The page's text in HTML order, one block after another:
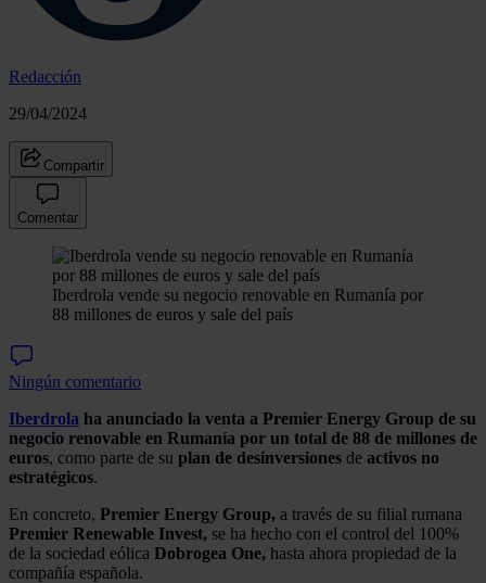
Redacción
29/04/2024
Compartir
Comentar
Iberdrola vende su negocio renovable en Rumanía por
88 millones de euros y sale del país
Ningún comentario
Iberdrola ha anunciado la venta a Premier Energy Group de su
negocio renovable en Rumanía por un total de 88 de millones de
euros, como parte de su plan de desinversiones de activos no
estratégicos.
En concreto, Premier Energy Group, a través de su filial rumana
Premier Renewable Invest, se ha hecho con el control del 100%
de la sociedad eólica Dobrogea One, hasta ahora propiedad de la
compañía española.